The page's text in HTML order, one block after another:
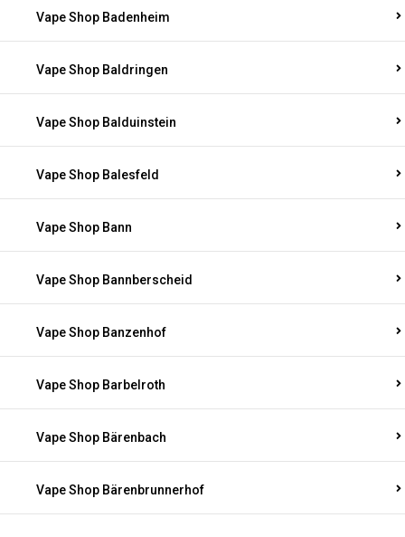
Vape Shop Badenheim
Vape Shop Baldringen
Vape Shop Balduinstein
Vape Shop Balesfeld
Vape Shop Bann
Vape Shop Bannberscheid
Vape Shop Banzenhof
Vape Shop Barbelroth
Vape Shop Bärenbach
Vape Shop Bärenbrunnerhof